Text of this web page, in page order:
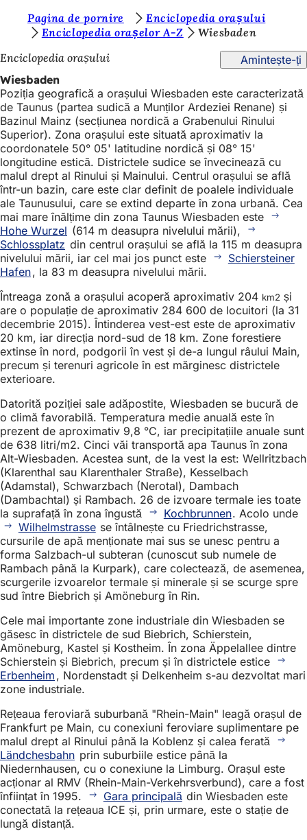
Salt la conținut
n
t
e
ț
i
a
i
c
i
:
Pagina de pornire
Enciclopedia orașului
Enciclopedia orașelor A-Z
Wiesbaden
Enciclopedia orașului
Amintește-ți
Wiesbaden
Poziția geografică a orașului Wiesbaden este caracterizată
de Taunus (partea sudică a Munților Ardeziei Renane) și
Bazinul Mainz (secțiunea nordică a Grabenului Rinului
Superior). Zona orașului este situată aproximativ la
coordonatele 50° 05' latitudine nordică și 08° 15'
longitudine estică. Districtele sudice se învecinează cu
malul drept al Rinului și Mainului. Centrul orașului se află
într-un bazin, care este clar definit de poalele individuale
ale Taunusului, care se extind departe în zona urbană. Cea
mai mare înălțime din zona Taunus Wiesbaden este
Hohe Wurzel (614 m deasupra nivelului mării),
Schlossplatz din centrul orașului se află la 115 m deasupra
nivelului mării, iar cel mai jos punct este
Schiersteiner
Hafen, la 83 m deasupra nivelului mării.
Întreaga zonă a orașului acoperă aproximativ 204 km2 și
are o populație de aproximativ 284 600 de locuitori (la 31
decembrie 2015). Întinderea vest-est este de aproximativ
20 km, iar direcția nord-sud de 18 km. Zone forestiere
extinse în nord, podgorii în vest și de-a lungul râului Main,
precum și terenuri agricole în est mărginesc districtele
exterioare.
Datorită poziției sale adăpostite, Wiesbaden se bucură de
o climă favorabilă. Temperatura medie anuală este în
prezent de aproximativ 9,8 °C, iar precipitațiile anuale sunt
de 638 litri/m2. Cinci văi transportă apa Taunus în zona
Alt-Wiesbaden. Acestea sunt, de la vest la est: Wellritzbach
(Klarenthal sau Klarenthaler Straße), Kesselbach
(Adamstal), Schwarzbach (Nerotal), Dambach
(Dambachtal) și Rambach. 26 de izvoare termale ies toate
la suprafață în zona îngustă
Kochbrunnen. Acolo unde
Wilhelmstrasse se întâlnește cu Friedrichstrasse,
cursurile de apă menționate mai sus se unesc pentru a
forma Salzbach-ul subteran (cunoscut sub numele de
Rambach până la Kurpark), care colectează, de asemenea,
scurgerile izvoarelor termale și minerale și se scurge spre
sud între Biebrich și Amöneburg în Rin.
Cele mai importante zone industriale din Wiesbaden se
găsesc în districtele de sud Biebrich, Schierstein,
Amöneburg, Kastel și Kostheim. În zona Äppelallee dintre
Schierstein și Biebrich, precum și în districtele estice
Erbenheim , Nordenstadt și Delkenheim s-au dezvoltat mari
zone industriale.
Rețeaua feroviară suburbană "Rhein-Main" leagă orașul de
Frankfurt pe Main, cu conexiuni feroviare suplimentare pe
malul drept al Rinului până la Koblenz și calea ferată
Ländchesbahn prin suburbiile estice până la
Niedernhausen, cu o conexiune la Limburg. Orașul este
acționar al RMV (Rhein-Main-Verkehrsverbund), care a fost
înființat în 1995.
Gara principală din Wiesbaden este
conectată la rețeaua ICE și, prin urmare, este o stație de
lungă distanță.